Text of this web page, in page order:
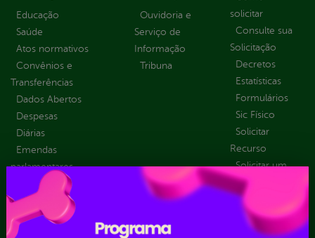
Educação
Saúde
Atos normativos
Convênios e
Transferências
Dados Abertos
Despesas
Diárias
Emendas
parlamentares
Estrutura
Organizacional
Inicio
LGPD e Governo
Ouvidoria e
Serviço de
Informação
Tribuna
solicitar
Consulte sua
Solicitação
Decretos
Estatísticas
Formulários
Sic Físico
Solicitar
Recurso
Solicitar um
pedido